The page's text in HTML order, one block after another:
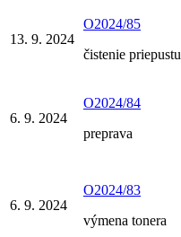
13. 9. 2024
O2024/85
čistenie priepustu
6. 9. 2024
O2024/84
preprava
6. 9. 2024
O2024/83
výmena tonera